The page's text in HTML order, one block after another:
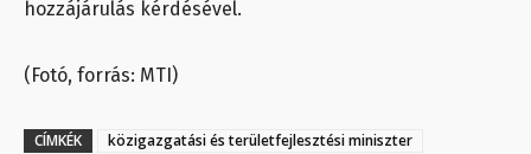
hozzájárulás kérdésével.
(Fotó, forrás: MTI)
CÍMKÉK
közigazgatási és területfejlesztési miniszter